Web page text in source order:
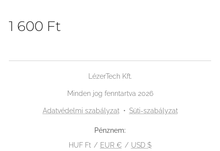
1 600 Ft
LézerTech Kft.
Minden jog fenntartva 2026
Adatvédelmi szabályzat Süti-szabályzat
Pénznem
HUF Ft
EUR € USD $